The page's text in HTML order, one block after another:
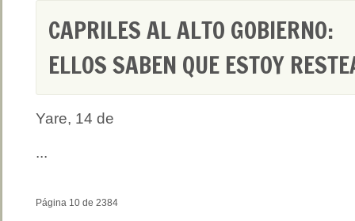
CAPRILES AL ALTO GOBIERNO:
ELLOS SABEN QUE ESTOY
Yare, 14 de
...
Página 10 de 2384